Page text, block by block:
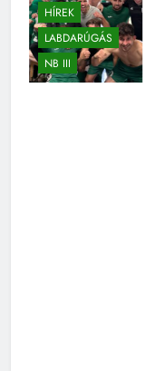
HÍREK
LABDARÚGÁS
NB III